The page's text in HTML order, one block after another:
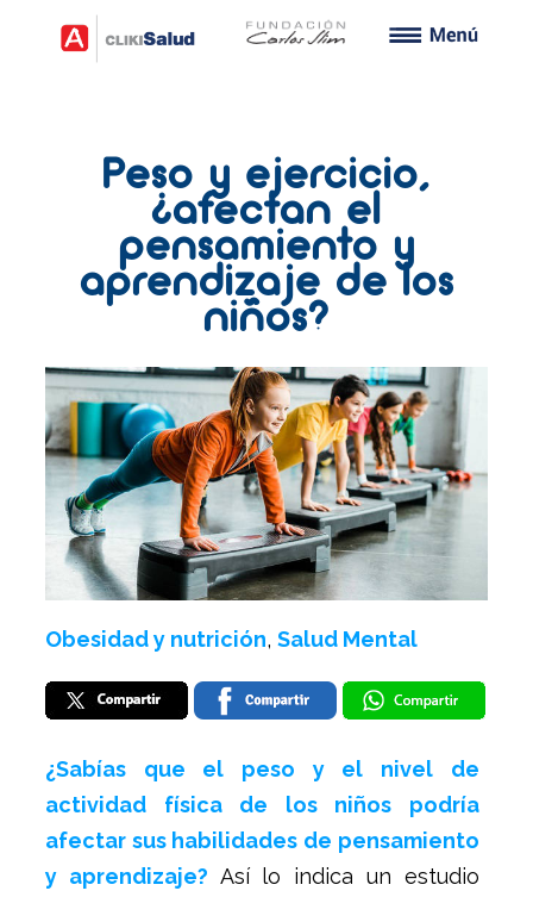
Peso y ejercicio,
¿afectan el
pensamiento y
aprendizaje de los
niños?
Obesidad y nutrición, Salud Mental
¿Sabías que el peso y el nivel de
actividad física de los niños podría
afectar sus habilidades de pensamiento
y aprendizaje? Así lo indica un estudio